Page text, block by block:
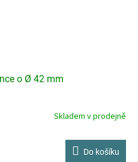
o Ø 42 mm
Skladem v prodejně
Do košíku